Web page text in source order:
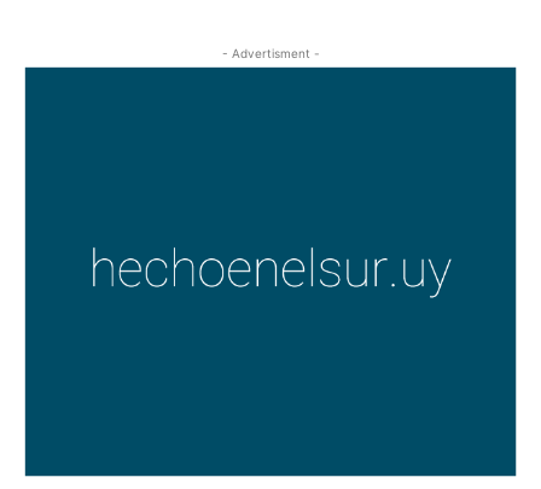
- Advertisment -